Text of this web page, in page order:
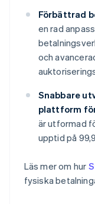
Förbättrad
en rad
och
Snabbare
plattform
är utformad
upptid på
Läs mer om hur
fysiska
Australien
Belgien